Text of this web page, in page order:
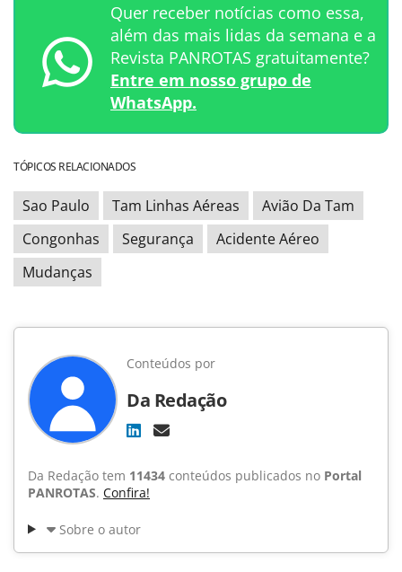
Quer receber notícias como essa,
além das mais lidas da semana e a
Revista PANROTAS gratuitamente?
Entre em nosso grupo de
WhatsApp.
TÓPICOS RELACIONADOS
Sao Paulo Tam Linhas Aéreas
Avião Da Tam
Congonhas
Segurança
Acidente Aéreo
Mudanças
Conteúdos por
Da Redação
Da Redação tem 11434 conteúdos publicados no Portal
PANROTAS. Confira!
Sobre o autor